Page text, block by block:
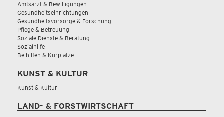
Amtsarzt & Bewilligungen
Gesundheitseinrichtungen
Gesundheitsvorsorge & Forschung
Pflege & Betreuung
Soziale Dienste & Beratung
Sozialhilfe
Beihilfen & Kurplätze
KUNST & KULTUR
Kunst & Kultur
LAND- & FORSTWIRTSCHAFT